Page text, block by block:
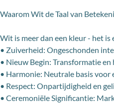
Waarom Wit de Taal van
Wit is meer dan een kleur - het is
• Zuiverheid: Ongeschonden
• Nieuw Begin: Transformatie en
• Harmonie: Neutrale basis
• Respect: Onpartijdigheid en
• Ceremoniële Significantie: